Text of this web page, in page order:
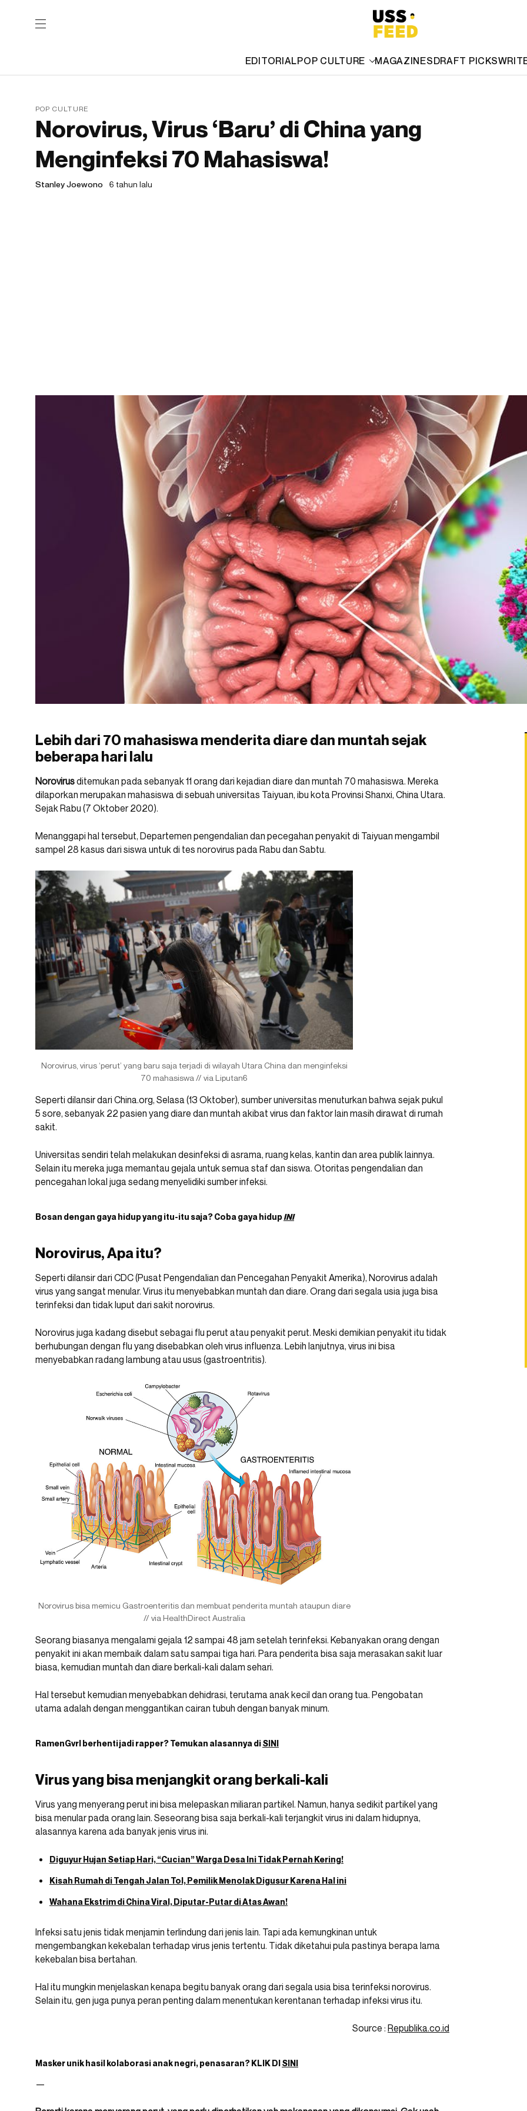
EDITORIALPOP CULTURE MAGAZINESDRAFT PICKS
POP CULTURE
Norovirus, Virus ‘Baru’ di China yang
Menginfeksi 70 Mahasiswa!
Stanley Joewono 6 tahun lalu
Lebih dari 70 mahasiswa menderita diare dan muntah sejak
beberapa hari lalu
Norovirusditemukan pada sebanyak 11 orang dari kejadian diare dan muntah 70 mahasiswa. Mereka
dilaporkan merupakan mahasiswa di sebuah universitas Taiyuan, ibu kota Provinsi Shanxi, China Utara.
Sejak Rabu (7 Oktober 2020).
Menanggapi hal tersebut, Departemen pengendalian dan pecegahan penyakit di Taiyuan mengambil
sampel 28 kasus dari siswa untuk di tes norovirus pada Rabu dan Sabtu.
Norovirus, virus ‘perut’ yang baru saja terjadi di wilayah Utara China dan menginfeksi
70 mahasiswa // via Liputan6
Seperti dilansir dari China.org, Selasa (13 Oktober), sumber universitas menuturkan bahwa sejak pukul
5 sore, sebanyak 22 pasien yang diare dan muntah akibat virus dan faktor lain masih dirawat di rumah
sakit.
Universitas sendiri telah melakukan desinfeksi di asrama, ruang kelas, kantin dan area publik lainnya.
Selain itu mereka juga memantau gejala untuk semua staf dan siswa. Otoritas pengendalian dan
pencegahan lokal juga sedang menyelidiki sumber infeksi.
Bosan dengan gaya hidup yang itu-itu saja? Coba gaya hidupINI
Norovirus, Apa itu?
Seperti dilansir dari CDC (Pusat Pengendalian dan Pencegahan Penyakit Amerika), Norovirus adalah
virus yang sangat menular. Virus itu menyebabkan muntah dan diare. Orang dari segala usia juga bisa
terinfeksi dan tidak luput dari sakit norovirus.
Norovirus juga kadang disebut sebagai flu perut atau penyakit perut. Meski demikian penyakit itu tidak
berhubungan dengan flu yang disebabkan oleh virus influenza. Lebih lanjutnya, virus ini bisa
menyebabkan radang lambung atau usus (gastroentritis).
Norovirus bisa memicu Gastroenteritis dan membuat penderita muntah ataupun diare
// via HealthDirect Australia
Seorang biasanya mengalami gejala 12 sampai 48 jam setelah terinfeksi. Kebanyakan orang dengan
penyakit ini akan membaik dalam satu sampai tiga hari. Para penderita bisa saja merasakan sakit luar
biasa, kemudian muntah dan diare berkali-kali dalam sehari.
Hal tersebut kemudian menyebabkan dehidrasi, terutama anak kecil dan orang tua. Pengobatan
utama adalah dengan menggantikan cairan tubuh dengan banyak minum.
RamenGvrlberhenti jadi rapper? Temukan alasannya diSINI
Virus yang bisa menjangkit orang berkali-kali
Virus yang menyerang perut ini bisa melepaskan miliaran partikel. Namun, hanya sedikit partikel yang
bisa menular pada orang lain. Seseorang bisa saja berkali-kali terjangkit virus ini dalam hidupnya,
alasannya karena ada banyak jenis virus ini.
Diguyur Hujan Setiap Hari, “Cucian” Warga Desa Ini Tidak Pernah Kering!
Kisah Rumah di Tengah Jalan Tol, Pemilik Menolak Digusur Karena Hal ini
Wahana Ekstrim di China Viral, Diputar-Putar di Atas Awan!
Infeksi satu jenis tidak menjamin terlindung dari jenis lain. Tapi ada kemungkinan untuk
mengembangkan kekebalan terhadap virus jenis tertentu. Tidak diketahui pula pastinya berapa lama
kekebalan bisa bertahan.
Hal itu mungkin menjelaskan kenapa begitu banyak orang dari segala usia bisa terinfeksi norovirus.
Selain itu, gen juga punya peran penting dalam menentukan kerentanan terhadap infeksi virus itu.
Source : Republika.co.id
Masker unik hasil kolaborasi anak negri, penasaran? KLIK DISINI
—